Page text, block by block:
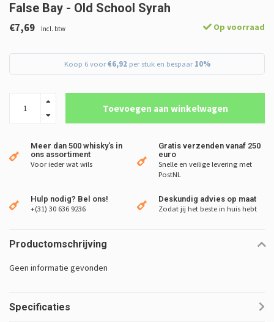
False Bay - Old School Syrah
€7,69 Incl. btw Op voorraad
Koop 6 voor €6,92per stuk en bespaar 10%
Toevoegen aan winkelwagen
Meer dan 500 whisky's in
ons assortiment
Voor ieder wat wils
Gratis verzenden vanaf 250
euro
Snelle en veilige levering met
PostNL
Hulp nodig? Bel ons!
+(31) 30 636 9236
Deskundig advies op maat
Zodat jij het beste in huis hebt
Productomschrijving
Geen informatie gevonden
Specificaties